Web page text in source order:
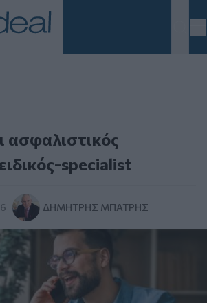
ασφαλιστικός
specialist
ΔΗΜΉΤΡΗΣ ΜΠΆΤΡΗΣ